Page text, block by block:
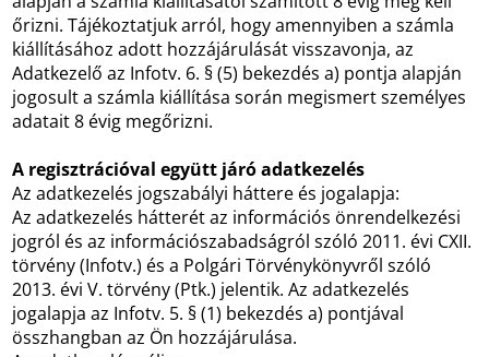
őrizni. Tájékoztatjuk arról, hogy amennyiben a számla
kiállításához adott hozzájárulását visszavonja, az
Adatkezelő az Infotv. 6. § (5) bekezdés a) pontja alapján
jogosult a számla kiállítása során megismert személyes
adatait 8 évig megőrizni.
A regisztrációval együtt járó adatkezelés
Az adatkezelés jogszabályi háttere és jogalapja:
Az adatkezelés hátterét az információs önrendelkezési
jogról és az információszabadságról szóló 2011. évi CXII.
törvény (Infotv.) és a Polgári Törvénykönyvről szóló
2013. évi V. törvény (Ptk.) jelentik. Az adatkezelés
jogalapja az Infotv. 5. § (1) bekezdés a) pontjával
összhangban az Ön hozzájárulása.